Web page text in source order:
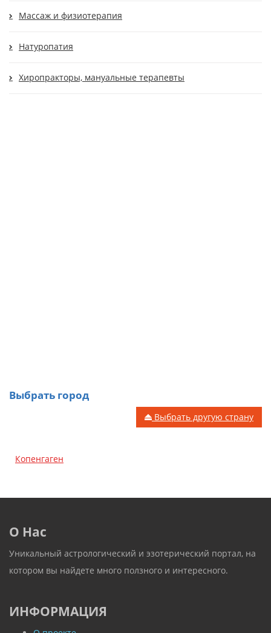
Массаж и физиотерапия
Натуропатия
Хиропракторы, мануальные терапевты
Выбрать город
Выбрать другую страну
Копенгаген
О Нас
Уникальный астрологический и эзотерический портал, на
котором вы найдете много ползного и интересного.
ИНФОРМАЦИЯ